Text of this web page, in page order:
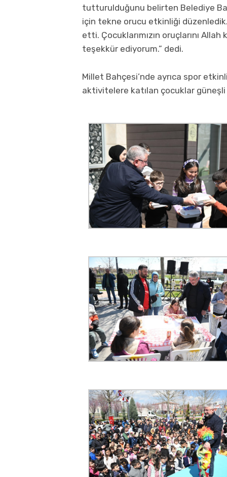
tutturulduğunu belirten Belediye
için tekne orucu etkinliği
etti. Çocuklarımızın oruçlarını
teşekkür ediyorum.” dedi.
Millet Bahçesi’nde ayrıca spor
aktivitelere katılan çocuklar güneşli